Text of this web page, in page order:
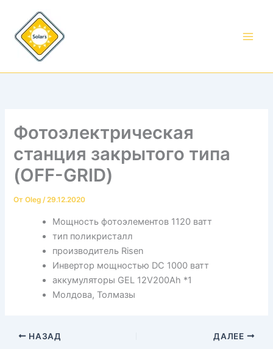
содержимому
Фотоэлектрическая
станция закрытого типа
(OFF-GRID)
ОтOleg/29.12.2020
Мощность фотоэлементов 1120 ватт
тип поликристалл
производитель Risen
Инвертор мощностью DС 1000 ватт
аккумуляторы GEL 12V200Ah *1
Молдова, Толмазы
НАЗАД ДАЛЕЕ